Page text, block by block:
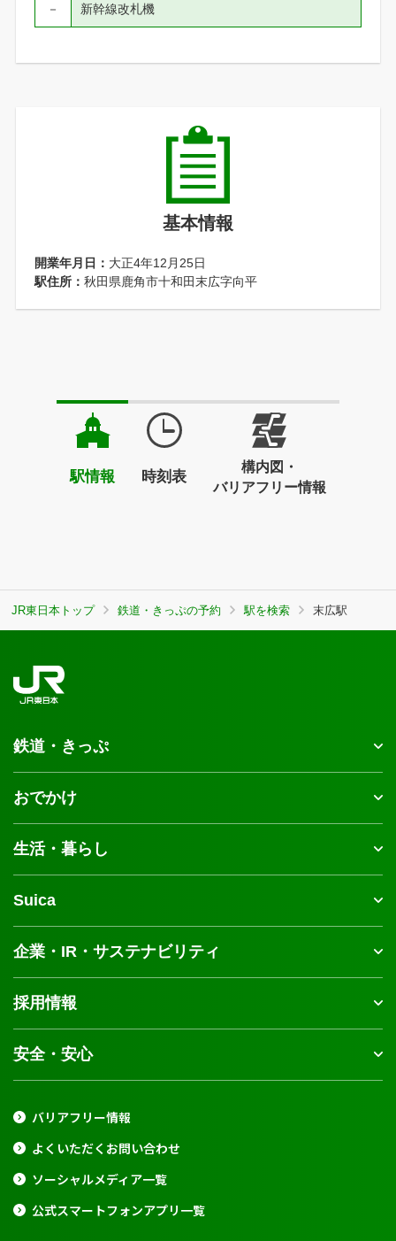
新幹線改札機
－
基本情報
開業年月日： 大正4年12月25日
駅住所： 秋田県鹿角市十和田末広字向平
駅情報 時刻表
構内図・
バリアフリー情報
JR東日本トップ 鉄道・きっぷの予約 駅を検索 末広駅
鉄道・きっぷ
おでかけ
生活・暮らし
Suica
企業・IR・サステナビリティ
採用情報
安全・安心
バリアフリー情報
よくいただくお問い合わせ
ソーシャルメディア一覧
公式スマートフォンアプリ一覧